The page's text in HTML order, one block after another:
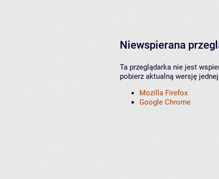
Niewspierana
Ta przeglądarka nie jest
pobierz aktualną wersję
Mozilla Firefox
Google Chrome